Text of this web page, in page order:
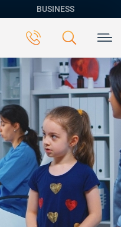
BUSINESS